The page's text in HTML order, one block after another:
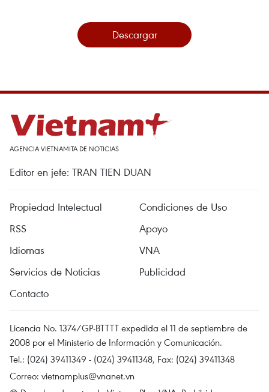
Descargar
AGENCIA VIETNAMITA DE NOTICIAS
Editor en jefe: TRAN TIEN DUAN
Propiedad Intelectual
Condiciones de Uso
RSS
Apoyo
Idiomas
VNA
Servicios de Noticias
Publicidad
Contacto
Licencia No. 1374/GP-BTTTT expedida el 11 de septiembre de
2008 por el Ministerio de Información y Comunicación.
Tel.: (024) 39411349 - (024) 39411348, Fax: (024) 39411348
Correo: vietnamplus@vnanet.vn